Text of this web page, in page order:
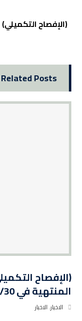
(الإفصاح
Related Posts ...
(الإفصاح
المنتهية في 2025/09/30
الاخبار,الاخبار